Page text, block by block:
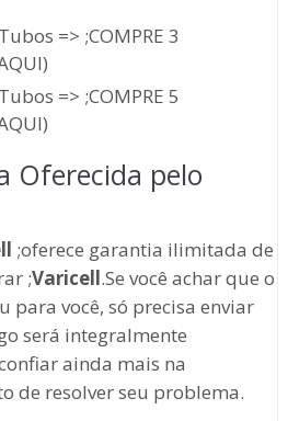
=> ;COMPRE 3
=> ;COMPRE 5
Oferecida pelo
;oferece garantia ilimitada de
;Varicell.Se você achar que o
para você, só precisa enviar
será integralmente
ainda mais na
de resolver seu problema.